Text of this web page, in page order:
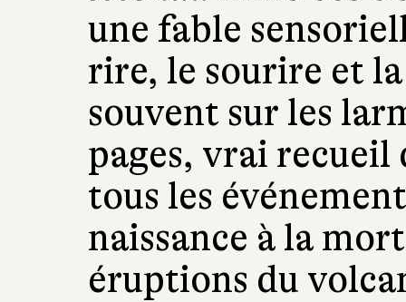
une fable
rire, le sourire et
souvent sur les
pages, vrai recueil
tous les
naissance à la
éruptions du